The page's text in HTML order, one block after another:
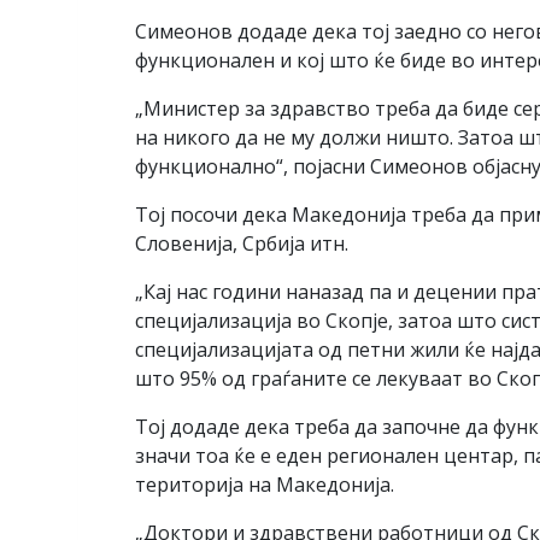
Симеонов додаде дека тој заедно со
функционален и кој што ќе биде во
„Министер за здравство треба да биде
на никого да не му должи ништо. Затоа
функционално“, појасни Симеонов
Тој посочи дека Македонија треба да
Словенија, Србија итн.
„Кај нас години наназад па и децении
специјализација во Скопје, затоа што
специјализацијата од петни жили ќе
што 95% од граѓаните се лекуваат во
Тој додаде дека треба да започне да
значи тоа ќе е еден регионален центар,
територија на Македонија.
„Доктори и здравствени работници од